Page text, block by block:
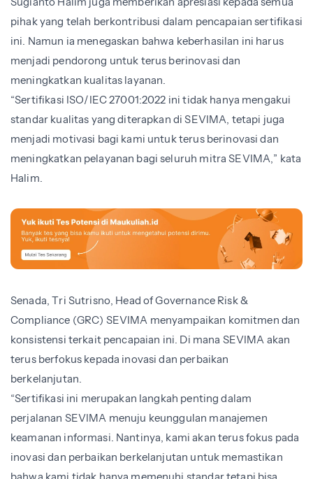
pihak yang telah berkontribusi dalam pencapaian sertifikasi
ini. Namun ia menegaskan bahwa keberhasilan ini harus
menjadi pendorong untuk terus berinovasi dan
meningkatkan kualitas layanan.
“Sertifikasi ISO/IEC 27001:2022 ini tidak hanya mengakui
standar kualitas yang diterapkan di SEVIMA, tetapi juga
menjadi motivasi bagi kami untuk terus berinovasi dan
meningkatkan pelayanan bagi seluruh mitra SEVIMA,” kata
Halim.
Senada, Tri Sutrisno, Head of Governance Risk &
Compliance (GRC) SEVIMA menyampaikan komitmen dan
konsistensi terkait pencapaian ini. Di mana SEVIMA akan
terus berfokus kepada inovasi dan perbaikan
berkelanjutan.
“Sertifikasi ini merupakan langkah penting dalam
perjalanan SEVIMA menuju keunggulan manajemen
keamanan informasi. Nantinya, kami akan terus fokus pada
inovasi dan perbaikan berkelanjutan untuk memastikan